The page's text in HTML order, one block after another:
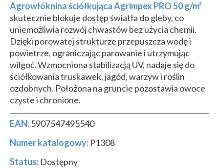
Agrowłóknina ściółkująca Agrimpex PRO 50 g/m²
skutecznie blokuje dostęp światła do gleby, co
uniemożliwia rozwój chwastów bez użycia chemii.
Dzięki porowatej strukturze przepuszcza wodę i
powietrze, ograniczając parowanie i utrzymując
wilgoć. Wzmocniona stabilizacją UV, nadaje się do
ściółkowania truskawek, jagód, warzyw i roślin
ozdobnych. Położona na gruncie pozostawia owoce
czyste i chronione.
EAN:5907547495540
Numer katalogowy: P1308
Status: Dostępny